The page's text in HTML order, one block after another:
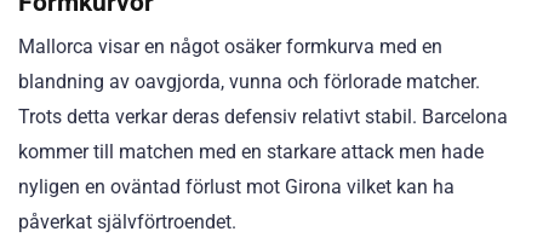
Mallorca visar en något osäker formkurva med en
blandning av oavgjorda, vunna och förlorade matcher.
Trots detta verkar deras defensiv relativt stabil. Barcelona
kommer till matchen med en starkare attack men hade
nyligen en oväntad förlust mot Girona vilket kan ha
påverkat självförtroendet.